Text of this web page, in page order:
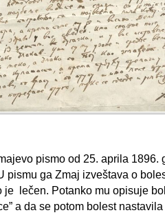
pismo od 25. aprila 1896.
pismu ga Zmaj izveštava o
je lečen. Potanko mu opisuje
a da se potom bolest